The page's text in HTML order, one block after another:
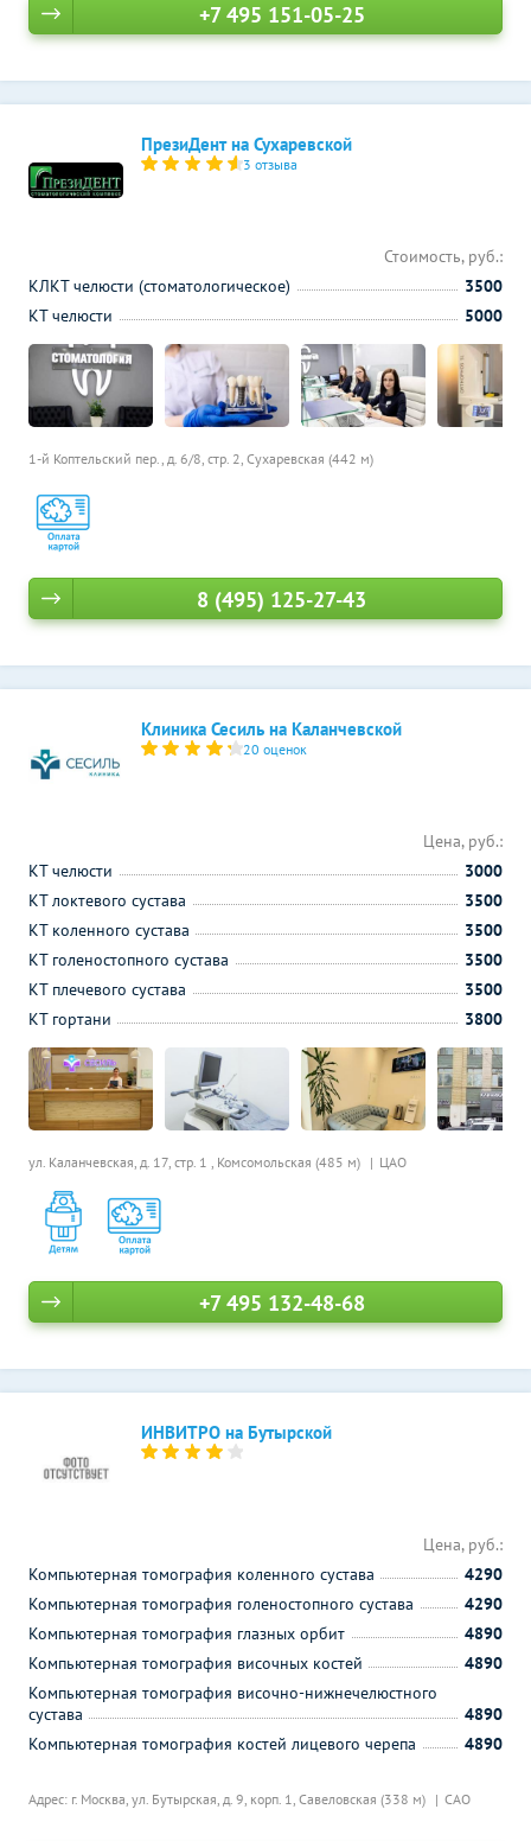
+7 495 151-05-25
ПрезиДент на Сухаревской
3 отзыва
1-й Коптельский пер., д. 6/8, стр. 2, Сухаревская (442 м)
Стоимость, руб.:
КЛКТ челюсти (стоматологическое)
3500
КТ челюсти
5000
8 (495) 125-27-43
Клиника Сесиль на Каланчевской
20 оценок
ул. Каланчевская, д. 17, стр. 1 , Комсомольская (485 м) ЦАО
Цена, руб.:
КТ челюсти
3000
КТ локтевого сустава
3500
КТ коленного сустава
3500
КТ голеностопного сустава
3500
КТ плечевого сустава
3500
КТ гортани
3800
+7 495 132-48-68
ИНВИТРО на Бутырской
Адрес: г. Москва, ул. Бутырская, д. 9, корп. 1, Савеловская (338 м) САО
Цена, руб.:
Компьютерная томография коленного сустава
4290
Компьютерная томография голеностопного сустава
4290
Компьютерная томография глазных орбит
4890
Компьютерная томография височных костей
4890
Компьютерная томография височно-нижнечелюстного
сустава
4890
Компьютерная томография костей лицевого черепа
4890